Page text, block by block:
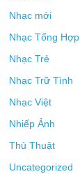
Nhạc mới
Nhạc Tổng Hợp
Nhạc Trẻ
Nhạc Trữ Tình
Nhạc Việt
Nhiếp Ảnh
Thủ Thuật
Uncategorized